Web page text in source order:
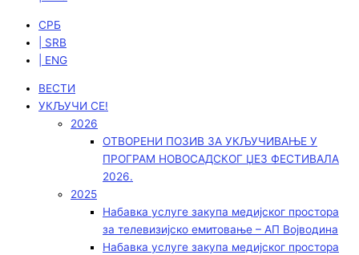
СРБ
| SRB
| ENG
ВЕСТИ
УКЉУЧИ СЕ!
2026
ОТВОРЕНИ ПОЗИВ ЗА УКЉУЧИВАЊЕ У
ПРОГРАМ НОВОСАДСКОГ ЏЕЗ ФЕСТИВАЛА
2026.
2025
Набавка услуге закупа медијског простора
за телевизијско емитовање – АП Војводинa
Набавка услуге закупа медијског простора